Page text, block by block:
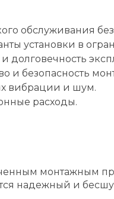
обслуживания
установки в
долговечность
и безопасность
вибрации и шум.
расходы.
монтажным
надежный и